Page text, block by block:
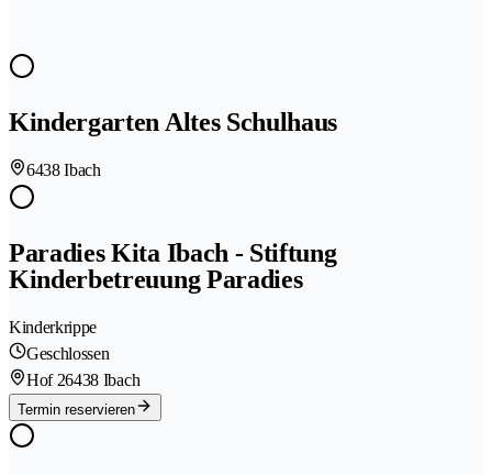
Kindergarten Altes Schulhaus
6438 Ibach
Paradies Kita Ibach - Stiftung
Kinderbetreuung Paradies
Kinderkrippe
Geschlossen
Hof 26438 Ibach
Termin reservieren